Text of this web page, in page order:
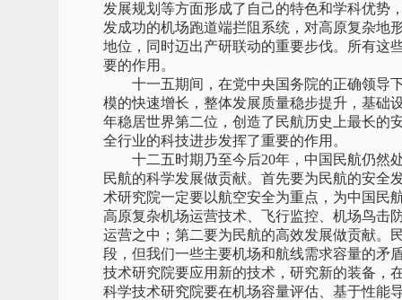
发展规划等方面形成了自己的特色和学科优势
发成功的机场跑道端拦阻系统，对高原复杂地
地位，同时迈出产研联动的重要步伐。所有这
要的作用。
十一五期间，在党中央国务院的正确领导下
模的快速增长，整体发展质量稳步提升，基础
年稳居世界第二位，创造了民航历史上最长的
全行业的科技进步发挥了重要的作用。
十二五时期乃至今后20年，中国民航仍然
民航的科学发展做贡献。首先要为民航的安全
术研究院一定要以航空安全为重点，为中国民
高原复杂机场运营技术、飞行监控、机场鸟击
运营之中；第二要为民航的高效发展做贡献。
段，但我们一些主要机场和航线需求容量的矛
技术研究院要应用新的技术，研究新的装备，
科学技术研究院要在机场容量评估、基于性能